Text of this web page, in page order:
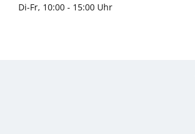
Di-Fr, 10:00 - 15:00 Uhr